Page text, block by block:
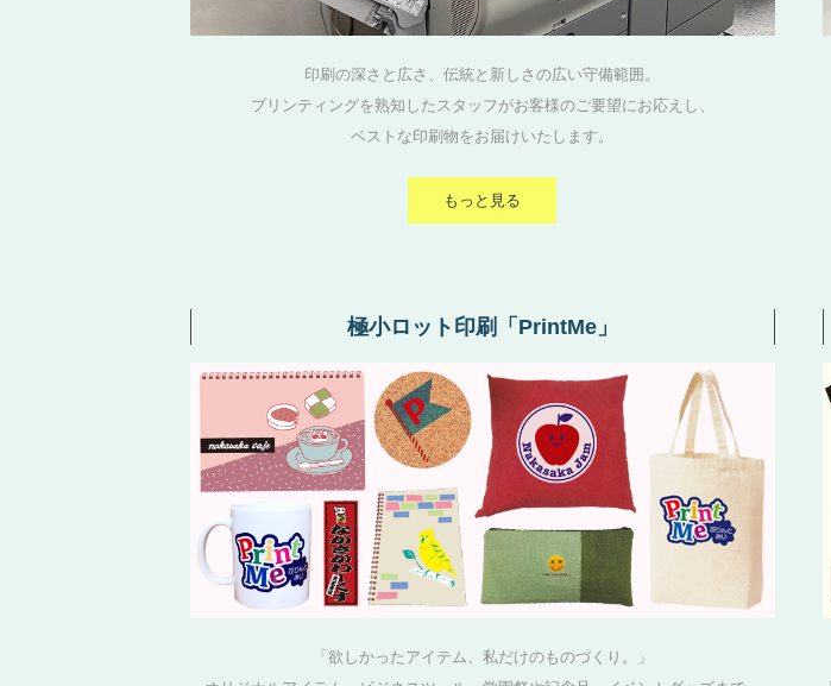
印刷の深さと広さ、伝統と新しさの広い守備範囲。
プリンティングを熟知したスタッフがお客様のご要望にお応えし、
ベストな印刷物をお届けいたします。
もっと見る
極小ロット印刷「PrintMe」
「欲しかったアイテム、私だけのものづくり。」